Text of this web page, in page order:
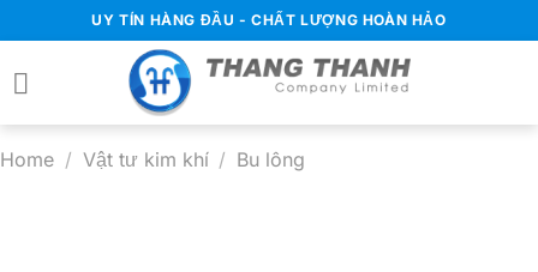
đến
nội
UY TÍN HÀNG ĐẦU - CHẤT LƯỢNG HOÀN HẢO
Home / Vật tư kim khí / Bu lông